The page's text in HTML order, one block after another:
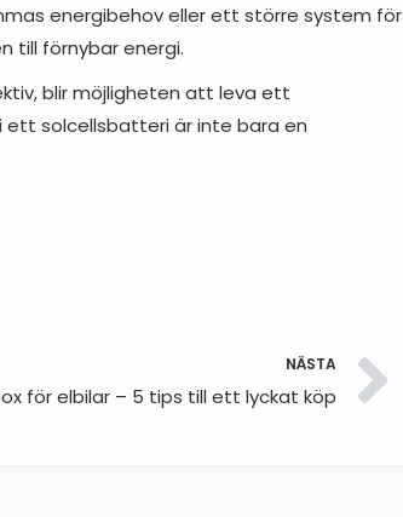
energibehov eller ett större system för
till förnybar energi.
blir möjligheten att leva ett
solcellsbatteri är inte bara en
NÄSTA
för elbilar – 5 tips till ett lyckat köp